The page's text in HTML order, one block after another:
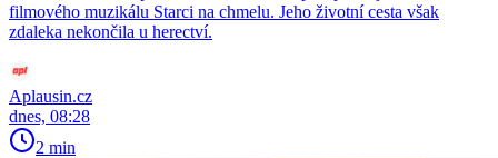
filmového muzikálu Starci na chmelu. Jeho životní cesta však
zdaleka nekončila u herectví.
Aplausin.cz
dnes, 08:28
2 min